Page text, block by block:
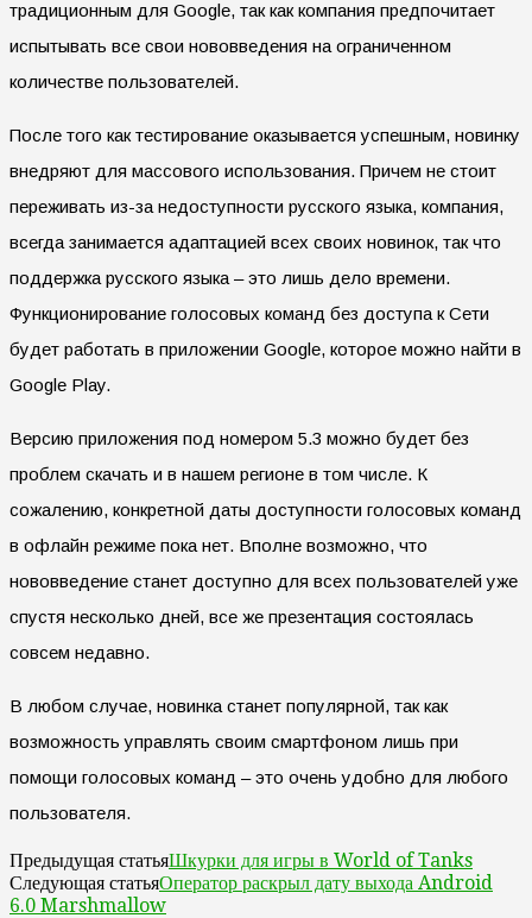
традиционным для Google, так как компания предпочитает
испытывать все свои нововведения на ограниченном
количестве пользователей.
После того как тестирование оказывается успешным, новинку
внедряют для массового использования. Причем не стоит
переживать из-за недоступности русского языка, компания,
всегда занимается адаптацией всех своих новинок, так что
поддержка русского языка – это лишь дело времени.
Функционирование голосовых команд без доступа к Сети
будет работать в приложении Google, которое можно найти в
Google Play.
Версию приложения под номером 5.3 можно будет без
проблем скачать и в нашем регионе в том числе. К
сожалению, конкретной даты доступности голосовых команд
в офлайн режиме пока нет. Вполне возможно, что
нововведение станет доступно для всех пользователей уже
спустя несколько дней, все же презентация состоялась
совсем недавно.
В любом случае, новинка станет популярной, так как
возможность управлять своим смартфоном лишь при
помощи голосовых команд – это очень удобно для любого
пользователя.
Предыдущая статьяШкурки для игры в World of Tanks
Следующая статьяОператор раскрыл дату выхода Android
6.0 Marshmallow